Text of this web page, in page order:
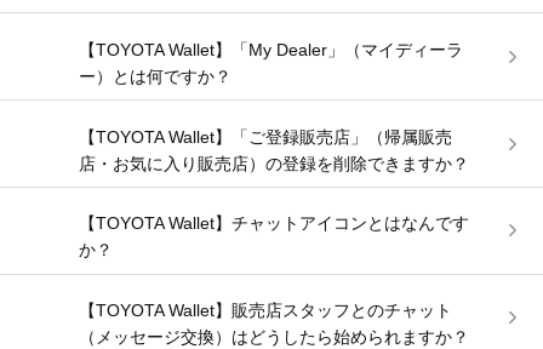
【TOYOTA Wallet】「My Dealer」（マイディーラ
ー）とは何ですか？
【TOYOTA Wallet】「ご登録販売店」（帰属販売
店・お気に入り販売店）の登録を削除できますか？
【TOYOTA Wallet】チャットアイコンとはなんです
か？
【TOYOTA Wallet】販売店スタッフとのチャット
（メッセージ交換）はどうしたら始められますか？